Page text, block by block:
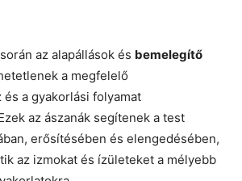
az alapállások és bemelegítő
a megfelelő
a gyakorlási folyamat
az ászanák segítenek a test
erősítésében és elengedésében,
az izmokat és ízületeket a mélyebb